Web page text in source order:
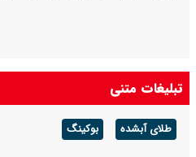
تبلیغات متنی
طلای آبشده بوکینگ